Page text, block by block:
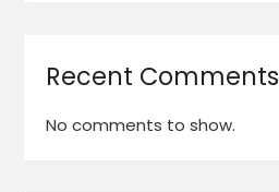
Recent Comments
No comments to show.